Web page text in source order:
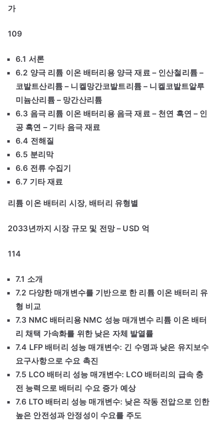
가
109
6.1 서론
6.2 양극 리튬 이온 배터리용 양극 재료 – 인산철리튬 –
코발트산리튬 – 니켈망간코발트리튬 – 니켈코발트알루
미늄산리튬 – 망간산리튬
6.3 음극 리튬 이온 배터리용 음극 재료 – 천연 흑연 – 인
공 흑연 – 기타 음극 재료
6.4 전해질
6.5 분리막
6.6 전류 수집기
6.7 기타 재료
리튬 이온 배터리 시장, 배터리 유형별
2033년까지 시장 규모 및 전망 – USD 억
114
7.1 소개
7.2 다양한 매개변수를 기반으로 한 리튬 이온 배터리 유
형 비교
7.3 NMC 배터리용 NMC 성능 매개변수 리튬 이온 배터
리 채택 가속화를 위한 낮은 자체 발열률
7.4 LFP 배터리 성능 매개변수: 긴 수명과 낮은 유지보수
요구사항으로 수요 촉진
7.5 LCO 배터리 성능 매개변수: LCO 배터리의 급속 충
전 능력으로 배터리 수요 증가 예상
7.6 LTO 배터리 성능 매개변수: 낮은 작동 전압으로 인한
높은 안전성과 안정성이 수요를 주도